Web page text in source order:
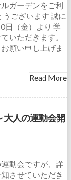
ガーデンをご利
ございます 誠に
日（金）より 学
いただきます。
願い申し上げま
Read More
大人の運動会開
動会ですが、詳
させていただき